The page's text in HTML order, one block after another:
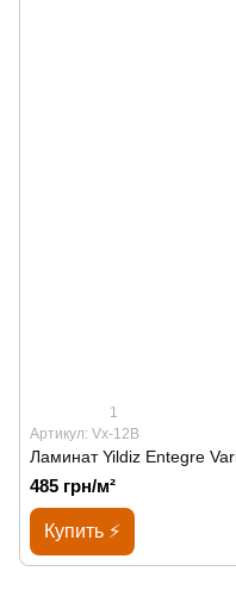
1
Артикул: Vx-12B
Ламинат Yildiz Entegre
485 грн/м²
Купить ⚡